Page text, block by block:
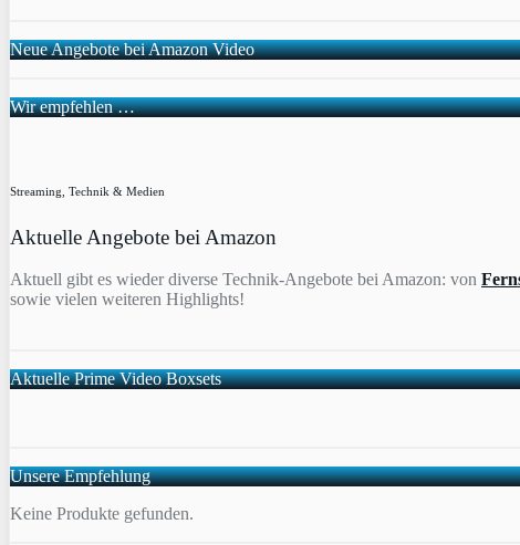
Neue Angebote bei Amazon Video
Wir empfehlen …
Streaming, Technik & Medien
Aktuelle Angebote bei Amazon
Aktuell gibt es wieder diverse Technik-Angebote bei Amazon: von
sowie vielen weiteren Highlights!
Aktuelle Prime Video Boxsets
Unsere Empfehlung
Keine Produkte gefunden.